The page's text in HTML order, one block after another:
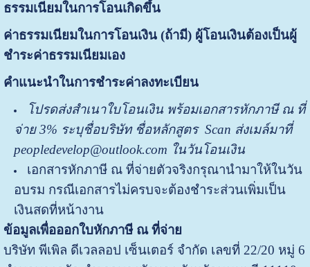
ธรรมเนียมในการโอนเกิดขึ้น
ค่าธรรมเนียมในการโอนเงิน (ถ้ามี) ผู้โอนเงินต้องเป็นผู้
ชำระค่าธรรมเนียมเอง
คำแนะนำในการชำระค่าลงทะเบียน
โปรดส่งสำเนาใบโอนเงิน พร้อมเอกสารหักภาษี ณ ที่
จ่าย3% ระบุชื่อบริษัท ชื่อหลักสูตร Scan ส่งเมล์มาที่
peopledevelop@outlook.com ในวันโอนเงิน
เอกสารหักภาษี ณ ที่จ่ายตัวจริงกรุณานำมาให้ในวัน
อบรม กรณีเอกสารไม่ครบจะต้องชำระส่วนเพิ่มเป็น
เงินสดที่หน้างาน
ข้อมูลเพื่อออกใบหักภาษี ณ ที่จ่าย
บริษัท พีเพิล ดีเวลลอป เซ็นเตอร์ จำกัด เลขที่ 22/20 หมู่ 6